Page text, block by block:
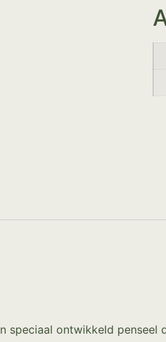
speciaal ontwikkeld